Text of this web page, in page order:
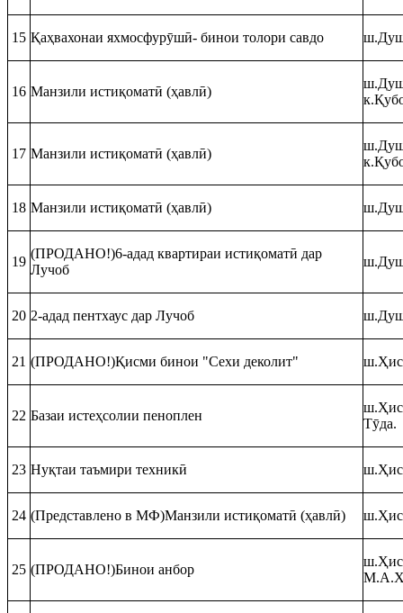
15 Қаҳвахонаи яхмосфурӯшӣ- бинои толори савдо
16 Манзили истиқоматӣ (ҳавлӣ)
17 Манзили истиқоматӣ (ҳавлӣ)
18 Манзили истиқоматӣ (ҳавлӣ)
19
(ПРОДАНО!)6-адад квартираи истиқоматӣ дар
Лучоб
20 2-адад пентхаус дар Лучоб
21 (ПРОДАНО!)Қисми бинои "Сехи деколит"
22 Базаи истеҳсолии пеноплен
Тӯда.
23 Нуқтаи таъмири техникӣ
24 (Представлено в МФ)Манзили истиқоматӣ (ҳавлӣ)
25 (ПРОДАНО!)Бинои анбор